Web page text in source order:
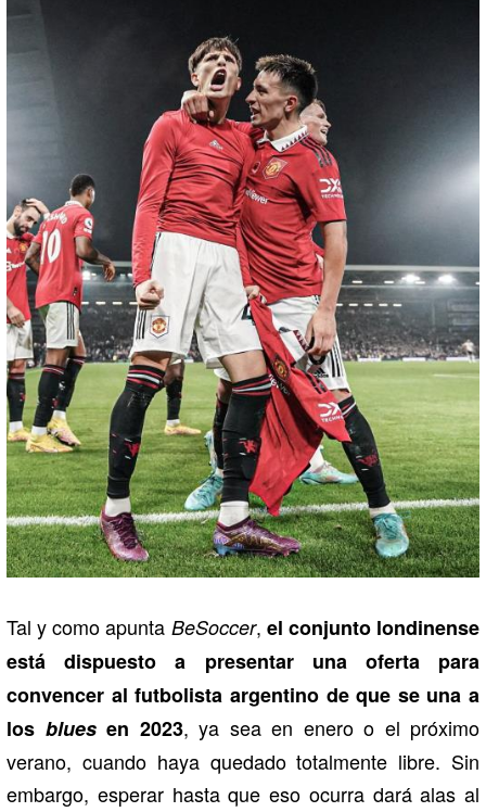
Tal y como apunta BeSoccer, el conjunto londinense
está dispuesto a presentar una oferta para
convencer al futbolista argentino de que se una a
los bluesen 2023, ya sea en enero o el próximo
verano, cuando haya quedado totalmente libre. Sin
embargo, esperar hasta que eso ocurra dará alas al